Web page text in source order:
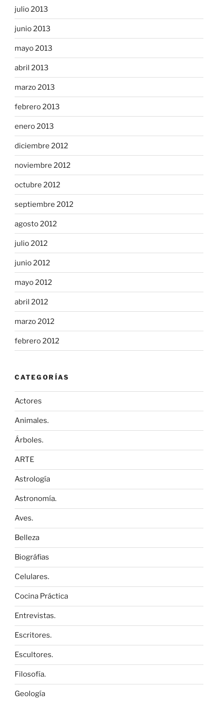
julio 2013
junio 2013
mayo 2013
abril 2013
marzo 2013
febrero 2013
enero 2013
diciembre 2012
noviembre 2012
octubre 2012
septiembre 2012
agosto 2012
julio 2012
junio 2012
mayo 2012
abril 2012
marzo 2012
febrero 2012
CATEGORÍAS
Actores
Animales.
Árboles.
ARTE
Astrología
Astronomía.
Aves.
Belleza
Biográfias
Celulares.
Cocina Práctica
Entrevistas.
Escritores.
Escultores.
Filosofía.
Geología